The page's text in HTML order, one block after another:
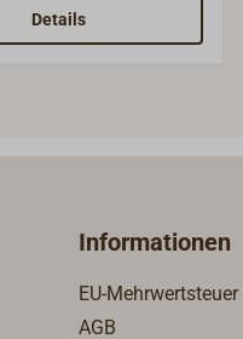
POLYESTER- und
Garnen.Sehr hohe
die spezielle
angenehm in der
Details
Informationen
EU-Mehrwertsteuer
AGB